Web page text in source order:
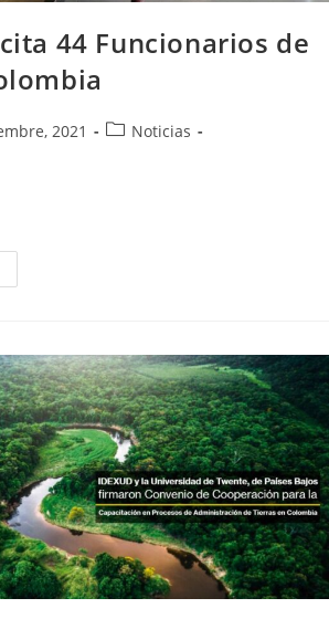
44 Funcionarios de
2021
Noticias